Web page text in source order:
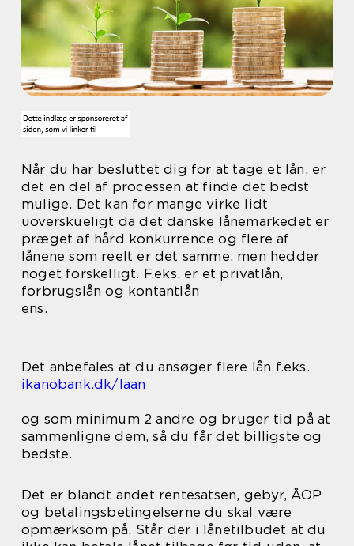
Når du har besluttet dig for at tage et lån, er
det en del af processen at finde det bedst
mulige. Det kan for mange virke lidt
uoverskueligt da det danske lånemarkedet er
præget af hård konkurrence og flere af
lånene som reelt er det samme, men hedder
noget forskelligt. F.eks. er et privatlån,
forbrugslån og kontantlån
ens.
Det anbefales at du ansøger flere lån f.eks.
ikanobank.dk/laan
og som minimum 2 andre og bruger tid på at
sammenligne dem, så du får det billigste og
bedste.
Det er blandt andet rentesatsen, gebyr, ÅOP
og betalingsbetingelserne du skal være
opmærksom på. Står der i lånetilbudet at du